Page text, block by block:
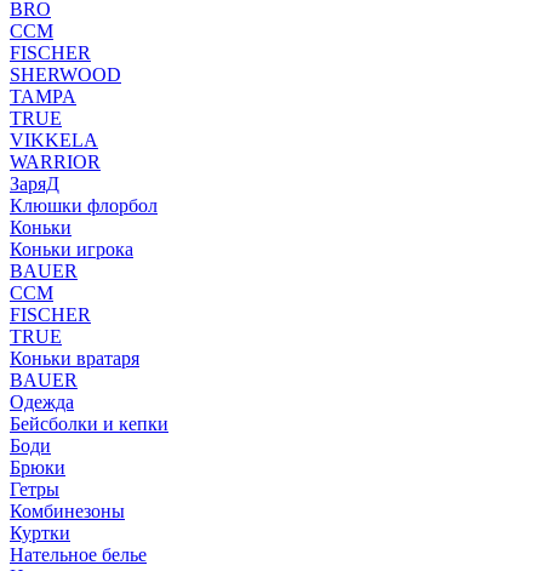
BRO
CCM
FISCHER
SHERWOOD
TAMPA
TRUE
VIKKELA
WARRIOR
ЗаряД
Клюшки флорбол
Коньки
Коньки игрока
BAUER
CCM
FISCHER
TRUE
Коньки вратаря
BAUER
Одежда
Бейсболки и кепки
Боди
Брюки
Гетры
Комбинезоны
Куртки
Нательное белье